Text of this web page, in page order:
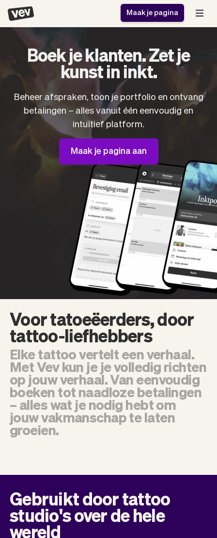
Software voor kleine
bedrijven
Bezorgsoftware
CRM voor MKB
Inschrijfformulier
Bestelsysteem
Boekingssysteem
Software voor
groepslessen
Software voor
afspraken
Verhalen
Hulp
Nieuwste updates
Analytics
Stijl
Bedrijf
Belasting
Software
Automatische piloot
Administratie
Overzicht
No-shows
Communicatie
Bezorging
Maak je pagina
Boek je klanten. Zet je
kunst in inkt.
Beheer afspraken, toon je portfolio en ontvang
betalingen – alles vanuit één eenvoudig en
intuïtief platform.
Maak je pagina aan
Voor tatoeëerders, door
tattoo-liefhebbers
Elke tattoo vertelt een verhaal.
Met Vev kun je je volledig richten
op jouw verhaal. Van eenvoudig
boeken tot naadloze betalingen
– alles wat je nodig hebt om
jouw vakmanschap te laten
groeien.
Gebruikt door tattoo
studio's over de hele
wereld